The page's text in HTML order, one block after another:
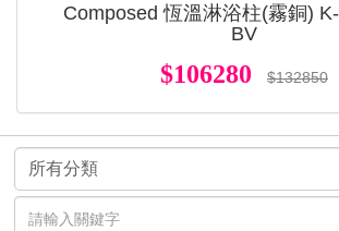
Composed 恆溫淋浴柱(霧銅)
BV
$106280 $132850